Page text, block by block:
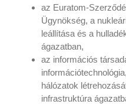
az Euratom-
Ügynökség, a
leállítása és a
ágazatban,
az információs
hálózatok
infrastruktúra